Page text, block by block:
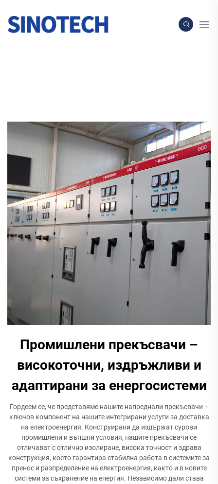
Промишлени прекъсвачи –
високоточни, издръжливи и
адаптирани за енергосистеми
Гордеем се, че представяме нашите напреднали прекъсвачи –
ключов компонент на нашите интегрирани услуги за доставка
на електроенергия. Конструирани да издържат сурови
промишлени и външни условия, нашите прекъсвачи се
отличават с отлично изолиране, висока точност и здрава
конструкция, което гарантира стабилна работа в системите за
пренос и разпределение на електроенергия, както и в новите
системи за съхранение на енергия. Независимо дали става